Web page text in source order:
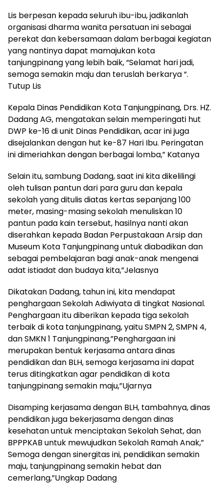
Lis berpesan kepada seluruh ibu-ibu, jadikanlah
organisasi dharma wanita persatuan ini sebagai
perekat dan kebersamaan dalam berbagai kegiatan
yang nantinya dapat mamajukan kota
tanjungpinang yang lebih baik, “Selamat hari jadi,
semoga semakin maju dan teruslah berkarya “.
Tutup Lis
Kepala Dinas Pendidikan Kota Tanjungpinang, Drs. HZ.
Dadang AG, mengatakan selain memperingati hut
DWP ke-16 di unit Dinas Pendidikan, acar ini juga
disejalankan dengan hut ke-87 Hari Ibu. Peringatan
ini dimeriahkan dengan berbagai lomba,” Katanya
Selain itu, sambung Dadang, saat ini kita dikelilingi
oleh tulisan pantun dari para guru dan kepala
sekolah yang ditulis diatas kertas sepanjang 100
meter, masing-masing sekolah menuliskan 10
pantun pada kain tersebut, hasilnya nanti akan
diserahkan kepada Badan Perpustakaan Arsip dan
Museum Kota Tanjungpinang untuk diabadikan dan
sebagai pembelajaran bagi anak-anak mengenai
adat istiadat dan budaya kita,”Jelasnya
Dikatakan Dadang, tahun ini, kita mendapat
penghargaan Sekolah Adiwiyata di tingkat Nasional.
Penghargaan itu diberikan kepada tiga sekolah
terbaik di kota tanjungpinang, yaitu SMPN 2, SMPN 4,
dan SMKN 1 Tanjungpinang,”Penghargaan ini
merupakan bentuk kerjasama antara dinas
pendidikan dan BLH, semoga kerjasama ini dapat
terus ditingkatkan agar pendidikan di kota
tanjungpinang semakin maju,”Ujarnya
Disamping kerjasama dengan BLH, tambahnya, dinas
pendidikan juga bekerjasama dengan dinas
kesehatan untuk menciptakan Sekolah Sehat, dan
BPPPKAB untuk mewujudkan Sekolah Ramah Anak,”
Semoga dengan sinergitas ini, pendidikan semakin
maju, tanjungpinang semakin hebat dan
cemerlang,”Ungkap Dadang